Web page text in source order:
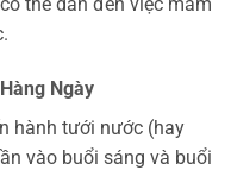
Ngày
hành tưới nước (hay
vào buổi sáng và buổi